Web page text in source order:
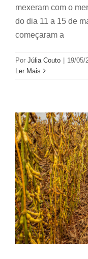
mexeram com o
do dia 11 a 15 de
começaram a
Por Júlia Couto 19/05/
Ler Mais